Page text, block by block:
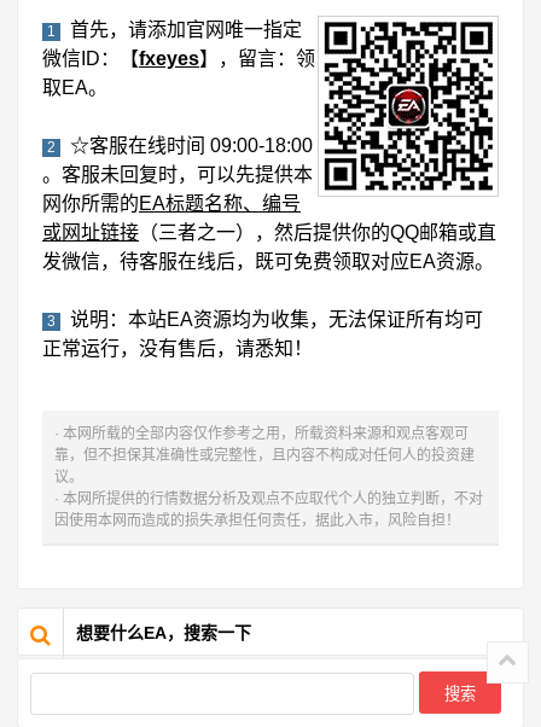
1
首先，请添加官网唯一指定
微信ID：【fxeyes】，留言：领
取EA。
2
☆客服在线时间 09:00-18:00
。客服未回复时，可以先提供本
网你所需的EA标题名称、编号
或网址链接 （三者之一），然后提供你的QQ邮箱或直
发微信，待客服在线后，既可免费领取对应EA资源。
3
说明：本站EA资源均为收集，无法保证所有均可
正常运行，没有售后，请悉知！
· 本网所载的全部内容仅作参考之用，所载资料来源和观点客观可
靠，但不担保其准确性或完整性，且内容不构成对任何人的投资建
议。
· 本网所提供的行情数据分析及观点不应取代个人的独立判断，不对
因使用本网而造成的损失承担任何责任，据此入市，风险自担！
想要什么EA，搜索一下